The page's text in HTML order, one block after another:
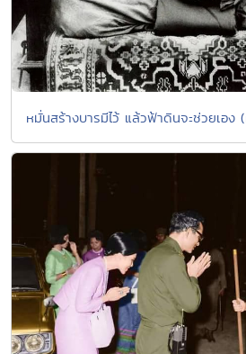
หมั่นสร้างบารมีไว้ แล้วฟ้าดินจะช่วยเอง